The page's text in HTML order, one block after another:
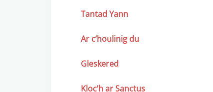
Tantad Yann
Ar c’houlinig du
Gleskered
Kloc’h ar Sanctus